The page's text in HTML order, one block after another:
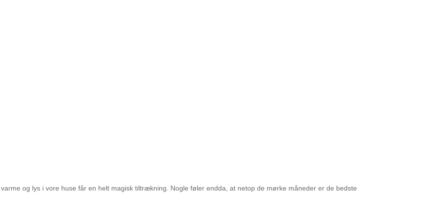
og lys i vore huse får en helt magisk tiltrækning. Nogle føler endda, at netop de mørke måneder er de bedste